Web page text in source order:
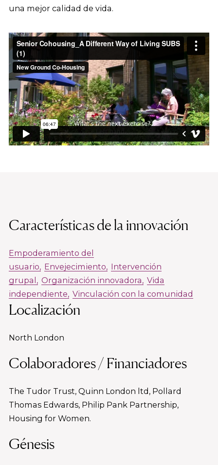
una mejor calidad de vida.
Características de la innovación
Empoderamiento del
usuario Envejecimiento Intervención
grupal
Organización innovadora Vida
independiente Vinculación con la comunidad
Localización
North London
Colaboradores / Financiadores
The Tudor Trust, Quinn London ltd, Pollard
Thomas Edwards, Philip Pank Partnership,
Housing for Women.
Génesis